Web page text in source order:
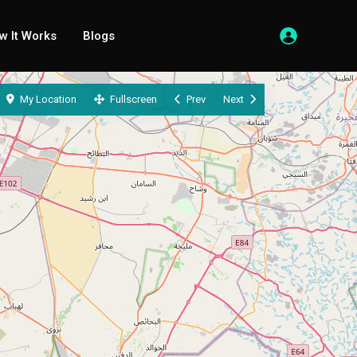
It Works Blogs
My Location Fullscreen Prev Next